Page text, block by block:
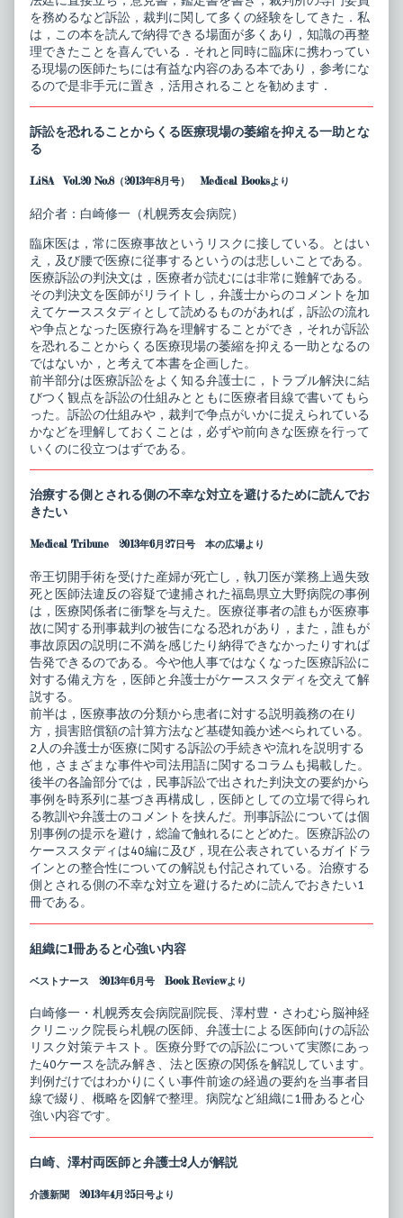
を務めるなど訴訟，裁判に関して多くの経験をしてきた．私
は，この本を読んで納得できる場面が多くあり，知識の再整
理できたことを喜んでいる．それと同時に臨床に携わってい
る現場の医師たちには有益な内容のある本であり，参考にな
るので是非手元に置き，活用されることを勧めます．
訴訟を恐れることからくる医療現場の萎縮を抑える一助とな
る
LiSA Vol.20 No.8（2013年8月号） Medical Booksより
紹介者：白崎修一（札幌秀友会病院）
臨床医は，常に医療事故というリスクに接している。とはい
え，及び腰で医療に従事するというのは悲しいことである。
医療訴訟の判決文は，医療者が読むには非常に難解である。
その判決文を医師がリライトし，弁護士からのコメントを加
えてケーススタディとして読めるものがあれば，訴訟の流れ
や争点となった医療行為を理解することができ，それが訴訟
を恐れることからくる医療現場の萎縮を抑える一助となるの
ではないか，と考えて本書を企画した。
前半部分は医療訴訟をよく知る弁護士に，トラブル解決に結
びつく観点を訴訟の仕組みとともに医療者目線で書いてもら
った。訴訟の仕組みや，裁判で争点がいかに捉えられている
かなどを理解しておくことは，必ずや前向きな医療を行って
いくのに役立つはずである。
治療する側とされる側の不幸な対立を避けるために読んでお
きたい
Medical Tribune 2013年6月27日号 本の広場より
帝王切開手術を受けた産婦が死亡し，執刀医が業務上過失致
死と医師法違反の容疑で逮捕された福島県立大野病院の事例
は，医療関係者に衝撃を与えた。医療従事者の誰もが医療事
故に関する刑事裁判の被告になる恐れがあり，また，誰もが
事故原因の説明に不満を感じたり納得できなかったりすれば
告発できるのである。今や他人事ではなくなった医療訴訟に
対する備え方を，医師と弁護士がケーススタディを交えて解
説する。
前半は，医療事故の分類から患者に対する説明義務の在り
方，損害賠償額の計算方法など基礎知義か述べられている。
2人の弁護士が医療に関する訴訟の手続きや流れを説明する
他，さまざまな事件や司法用語に関するコラムも掲載した。
後半の各論部分では，民事訴訟で出された判決文の要約から
事例を時系列に基づき再構成し，医師としての立場で得られ
る教訓や弁護士のコメントを挟んだ。刑事訴訟については個
別事例の提示を避け，総論で触れるにとどめた。医療訴訟の
ケーススタディは40編に及び，現在公表されているガイドラ
インとの整合性についての解説も付記されている。治療する
側とされる側の不幸な対立を避けるために読んでおきたい1
冊である。
組織に1冊あると心強い内容
ベストナース 2013年6月号 Book Reviewより
白崎修一・札幌秀友会病院副院長、澤村豊・さわむら脳神経
クリニック院長ら札幌の医師、弁護士による医師向けの訴訟
リスク対策テキスト。医療分野での訴訟について実際にあっ
た40ケースを読み解き、法と医療の関係を解説しています。
判例だけではわかりにくい事件前途の経過の要約を当事者目
線で綴り、概略を図解で整理。病院など組織に1冊あると心
強い内容です。
白崎、澤村両医師と弁護士2人が解説
介護新聞 2013年4月25日号より